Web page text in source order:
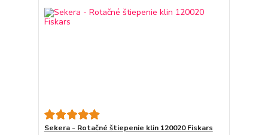
Sekera - Rotačné štiepenie klin 120020 Fiskars